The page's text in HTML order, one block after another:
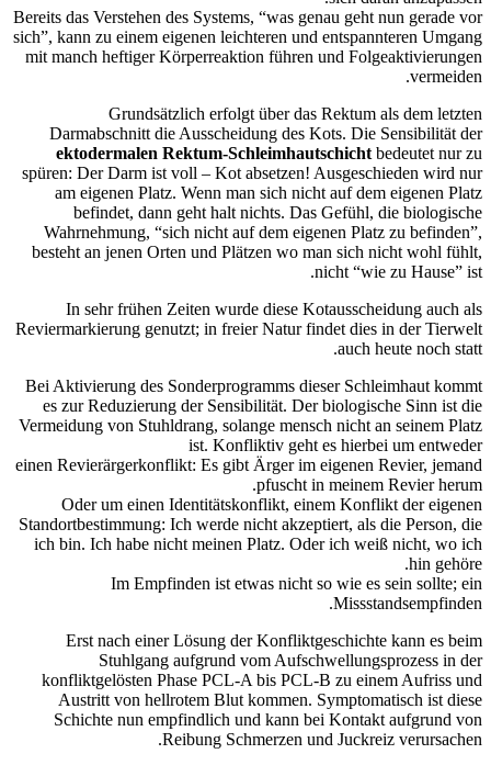
Bereits das Verstehen des Systems, “was genau geht nun gerade vor
sich”, kann zu einem eigenen leichteren und entspannteren Umgang
mit manch heftiger Körperreaktion führen und Folgeaktivierungen
vermeiden.
Grundsätzlich erfolgt über das Rektum als dem letzten
Darmabschnitt die Ausscheidung des Kots. Die Sensibilität der
ektodermalen Rektum-Schleimhautschicht bedeutet nur zu
spüren: Der Darm ist voll – Kot absetzen! Ausgeschieden wird nur
am eigenen Platz. Wenn man sich nicht auf dem eigenen Platz
befindet, dann geht halt nichts. Das Gefühl, die biologische
Wahrnehmung, “sich nicht auf dem eigenen Platz zu befinden”,
besteht an jenen Orten und Plätzen wo man sich nicht wohl fühlt,
nicht “wie zu Hause” ist.
In sehr frühen Zeiten wurde diese Kotausscheidung auch als
Reviermarkierung genutzt; in freier Natur findet dies in der Tierwelt
auch heute noch statt.
Bei Aktivierung des Sonderprogramms dieser Schleimhaut kommt
es zur Reduzierung der Sensibilität. Der biologische Sinn ist die
Vermeidung von Stuhldrang, solange mensch nicht an seinem Platz
ist. Konfliktiv geht es hierbei um entweder
einen Revierärgerkonflikt: Es gibt Ärger im eigenen Revier, jemand
pfuscht in meinem Revier herum.
Oder um einen Identitätskonflikt, einem Konflikt der eigenen
Standortbestimmung: Ich werde nicht akzeptiert, als die Person, die
ich bin. Ich habe nicht meinen Platz. Oder ich weiß nicht, wo ich
hin gehöre.
Im Empfinden ist etwas nicht so wie es sein sollte; ein
Missstandsempfinden.
Erst nach einer Lösung der Konfliktgeschichte kann es beim
Stuhlgang aufgrund vom Aufschwellungsprozess in der
konfliktgelösten Phase PCL-A bis PCL-B zu einem Aufriss und
Austritt von hellrotem Blut kommen. Symptomatisch ist diese
Schichte nun empfindlich und kann bei Kontakt aufgrund von
Reibung Schmerzen und Juckreiz verursachen.